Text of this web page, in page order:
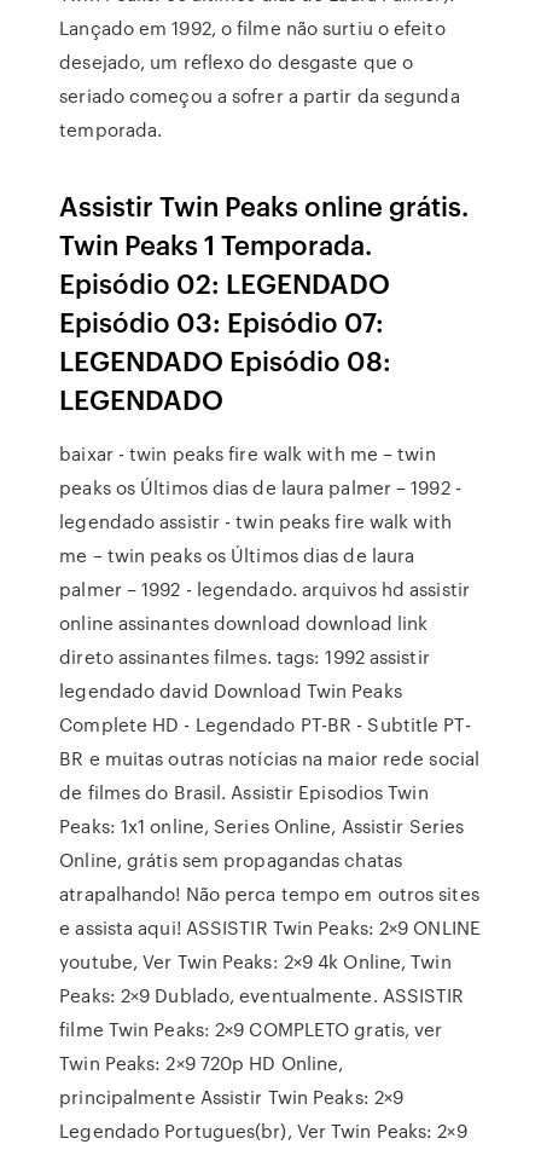
Lançado em 1992, o filme não surtiu o efeito
desejado, um reflexo do desgaste que o
seriado começou a sofrer a partir da segunda
temporada.
Assistir Twin Peaks online grátis.
Twin Peaks 1 Temporada.
Episódio 02: LEGENDADO
Episódio 03: Episódio 07:
LEGENDADO Episódio 08:
LEGENDADO
baixar - twin peaks fire walk with me – twin
peaks os Últimos dias de laura palmer – 1992 -
legendado assistir - twin peaks fire walk with
me – twin peaks os Últimos dias de laura
palmer – 1992 - legendado. arquivos hd assistir
online assinantes download download link
direto assinantes filmes. tags: 1992 assistir
legendado david Download Twin Peaks
Complete HD - Legendado PT-BR - Subtitle PT-
BR e muitas outras notícias na maior rede social
de filmes do Brasil. Assistir Episodios Twin
Peaks: 1x1 online, Series Online, Assistir Series
Online, grátis sem propagandas chatas
atrapalhando! Não perca tempo em outros sites
e assista aqui! ASSISTIR Twin Peaks: 2×9 ONLINE
youtube, Ver Twin Peaks: 2×9 4k Online, Twin
Peaks: 2×9 Dublado, eventualmente. ASSISTIR
filme Twin Peaks: 2×9 COMPLETO gratis, ver
Twin Peaks: 2×9 720p HD Online,
principalmente Assistir Twin Peaks: 2×9
Legendado Portugues(br), Ver Twin Peaks: 2×9